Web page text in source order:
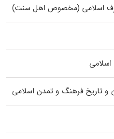
اسلامی (مخصوص اهل سنت)
و تاریخ فرهنگ و تمدن اسلامی